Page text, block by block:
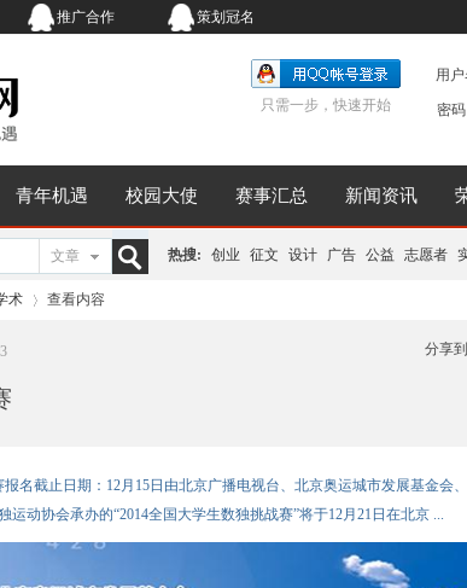
推广合作 策划冠名
用户
密码
只需一步，快速开始
青年机遇 校园大使 赛事汇总 新闻资讯
文章 热搜: 创业 征文 设计 广告 公益 志愿者
术 查看内容
分享到
名截止日期：12月15日由北京广播电视台、北京奥运城市发展基金会
动协会承办的“2014全国大学生数独挑战赛”将于12月21日在北京 ...